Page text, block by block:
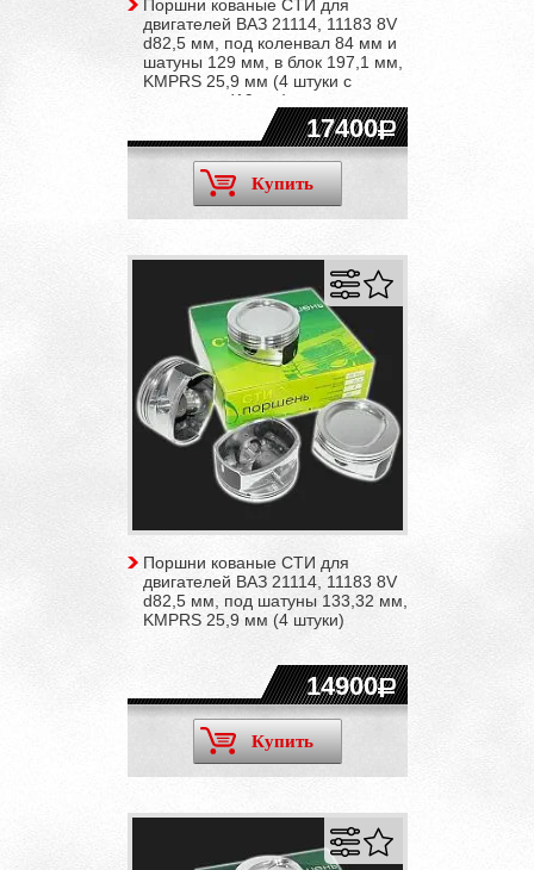
Поршни кованые СТИ для
двигателей ВАЗ 21114, 11183 8V
d82,5 мм, под коленвал 84 мм и
шатуны 129 мм, в блок 197,1 мм,
KMPRS 25,9 мм (4 штуки с
пальцами d19 мм)
17400
Купить
Поршни кованые СТИ для
двигателей ВАЗ 21114, 11183 8V
d82,5 мм, под шатуны 133,32 мм,
KMPRS 25,9 мм (4 штуки)
14900
Купить